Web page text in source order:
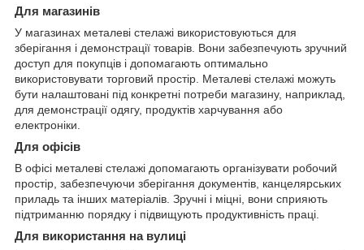
Для магазинів
У магазинах металеві стелажі використовуються для
зберігання і демонстрації товарів. Вони забезпечують зручний
доступ для покупців і допомагають оптимально
використовувати торговий простір. Металеві стелажі можуть
бути налаштовані під конкретні потреби магазину, наприклад,
для демонстрації одягу, продуктів харчування або
електроніки.
Для офісів
В офісі металеві стелажі допомагають організувати робочий
простір, забезпечуючи зберігання документів, канцелярських
приладь та інших матеріалів. Зручні і міцні, вони сприяють
підтриманню порядку і підвищують продуктивність праці.
Для використання на вулиці